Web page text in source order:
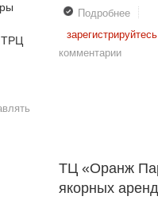
ТРЦ
открытие ТРЦ
Подробнее о В
зарегистрируйтесь
комментарии
ТЦ «Оранж
якорных